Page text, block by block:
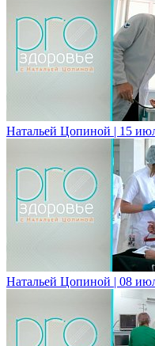
Натальей Цопиной | 15
Натальей Цопиной | 08